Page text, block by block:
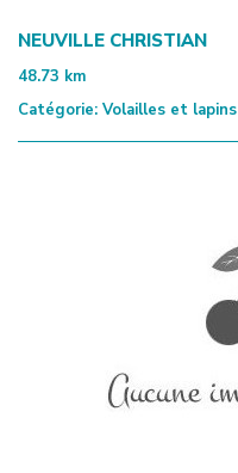
NEUVILLE CHRISTIAN
48.73 km
Catégorie: Volailles et lapins